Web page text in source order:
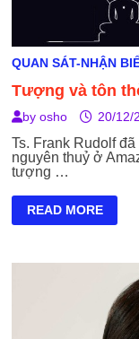
QUAN SÁT-NHẬN
Tượng và tôn
by osho 20/12/
Ts. Frank Rudolf
nguyên thuỷ ở
tượng …
TƯỢNG
READ MORE